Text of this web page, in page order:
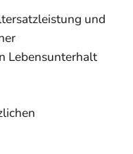
und
Lebensunterhalt